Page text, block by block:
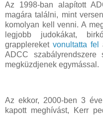
Az 1998-ban alapított
magára találni, mint
komolyan kell venni. A
legjobb judokákat,
grapplereketvonultatta fel
ADCC szabályrendszere
megküzdjenek egymással.
Az ekkor, 2000-ben 3
kapott meghívást, Kerr